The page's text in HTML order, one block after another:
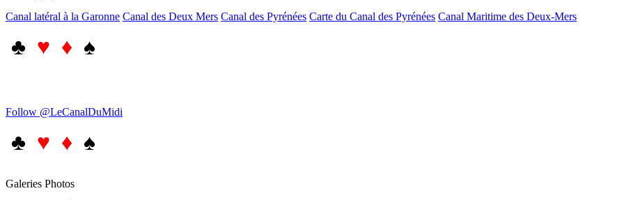
Canal latéral à la Garonne Canal des Deux Mers Canal des Pyrénées Carte du Canal des Pyrénées Canal Maritime des Deux-Mers
♣ ♥ ♦ ♠
Follow @LeCanalDuMidi
♣ ♥ ♦ ♠
Galeries Photos